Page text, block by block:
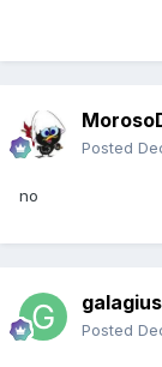
Posted
no
galagius
Posted